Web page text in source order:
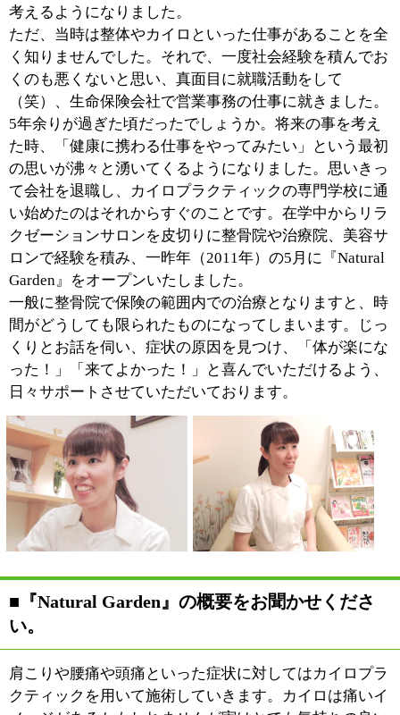
■『Natural Garden』の概要をお聞かせくださ
い。
肩こりや腰痛や頭痛といった症状に対してはカイロプラ
クティックを用いて施術していきます。カイロは痛いイ
メージがあるかもしれませんが実はとても気持ちの良い
施術です。また、そのカイロを応用した形での骨盤矯正
や美容整体もおこなっています。例えばですが、正しい
姿勢でいる方のほうがすらっとしてよりキレイに見えま
すよね。「キレイになりたい」という女性の思いを、カ
イロプラクティックの技術を用いて根本的なところから
整えることも含め応援していきたいと考えております。
当院は女性専用サロンということもあり、美容、リラク
ゼーションメニューの充実にも力を入れています。例え
ば、リンパマッサージや肌育フェイシャルがそうです。
キレイに健康的に痩せたい方には耳つぼダイエットやセ
ルライト撃退コースがおすすめです！お顔から足元に至
るまでトータルサポートをしていきたいと思っています
が、かといって多くのメニューを提供しようと思うあま
り、それぞれが中途半端なものであってはいけません。
当院は経験を積んだその道のスペシャリストが担当をさ
せていただいております。
■『高濃度酸素オイルアロマリンパマッサー
ジ』や『肌育フェイシャル』についてご説明く
ださい。
『高濃度酸素オイルアロマリ
ンパマッサージ』とは、その
名の通り、これまでの常識で
上）を用いた施術になりま
といった症状は、一般に疲労物質である乳酸の蓄積によ
る血行不良が主な原因とされています。酸素オイルはこ
の乳酸を水と二酸化炭素とに分解して、血行を促進して
くれる働きがあります。このオイルを使用することによ
り、リンパマッサージの効果を一段と高めることになり